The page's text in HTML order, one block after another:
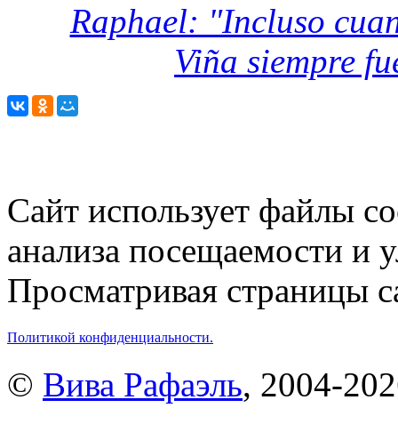
Raphael: "Incluso
Viña siempre
Сайт использует файлы
анализа посещаемости и
Просматривая страницы
Политикой конфиденциальности.
© Вива Рафаэль, 2004-